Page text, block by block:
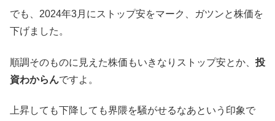
でも、2024年3月にストップ安をマーク、ガツンと株価を
下げました。
順調そのものに見えた株価もいきなりストップ安とか、 投
資わからんですよ。
上昇しても下降しても界隈を騒がせるなあという印象で